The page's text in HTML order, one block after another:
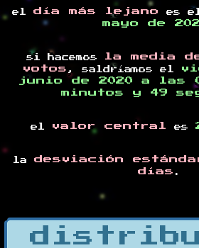
el día más lejano es
mayo de
si hacemos
la media
votos , saldríamos el
junio de 2020 a las
minutos y 49
el valor central es
la desviación
días .